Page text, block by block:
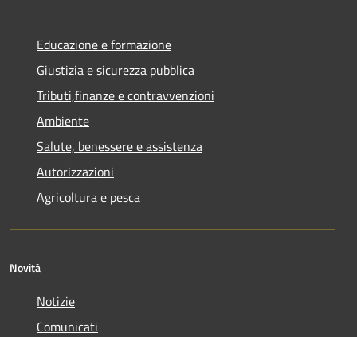
Educazione e formazione
Giustizia e sicurezza pubblica
Tributi,finanze e contravvenzioni
Ambiente
Salute, benessere e assistenza
Autorizzazioni
Agricoltura e pesca
Novità
Notizie
Comunicati